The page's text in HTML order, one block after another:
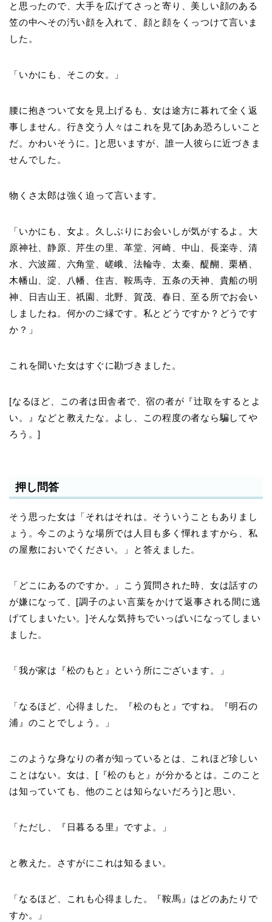
と思ったので、大手を広げてさっと寄り、美しい顔のある
笠の中へその汚い顔を入れて、顔と顔をくっつけて言いま
した。
「いかにも、そこの女。」
腰に抱きついて女を見上げるも、女は途方に暮れて全く返
事しません。行き交う人々はこれを見て[ああ恐ろしいこと
だ。かわいそうに。]と思いますが、誰一人彼らに近づきま
せんでした。
物くさ太郎は強く迫って言います。
「いかにも、女よ。久しぶりにお会いしが気がするよ。大
原神社、静原、芹生の里、革堂、河崎、中山、長楽寺、清
水、六波羅、六角堂、嵯峨、法輪寺、太秦、醍醐、栗栖、
木幡山、淀、八幡、住吉、鞍馬寺、五条の天神、貴船の明
神、日吉山王、祇園、北野、賀茂、春日、至る所でお会い
しましたね。何かのご縁です。私とどうですか？どうです
か？」
これを聞いた女はすぐに勘づきました。
[なるほど、この者は田舎者で、宿の者が『辻取をするとよ
い。』などと教えたな。よし、この程度の者なら騙してや
ろう。]
押し問答
そう思った女は「それはそれは。そういうこともありまし
ょう。今このような場所では人目も多く憚れますから、私
の屋敷においでください。」と答えました。
「どこにあるのですか。」こう質問された時、女は話すの
が嫌になって、[調子のよい言葉をかけて返事される間に逃
げてしまいたい。]そんな気持ちでいっぱいになってしまい
ました。
「我が家は『松のもと』という所にございます。」
「なるほど、心得ました。『松のもと』ですね。『明石の
浦』のことでしょう。」
このような身なりの者が知っているとは、これほど珍しい
ことはない。女は、[『松のもと』が分かるとは。このこと
は知っていても、他のことは知らないだろう]と思い、
「ただし、『日暮るる里』ですよ。」
と教えた。さすがにこれは知るまい。
「なるほど、これも心得ました。『鞍馬』はどのあたりで
すか。」